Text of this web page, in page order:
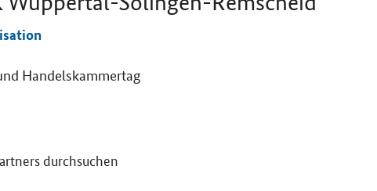
Handelskammertag
durchsuchen